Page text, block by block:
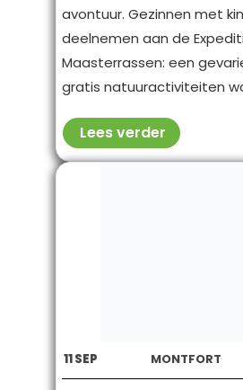
avontuur. Gezinnen met
deelnemen aan de
Maasterrassen: een
gratis natuuractiviteiten
Lees verder
11SEP MONTFORT